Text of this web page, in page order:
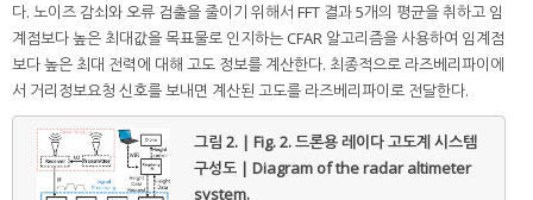
다. 노이즈 감쇠와 오류 검출을 줄이기 위해서 FFT 결과 5개의 평균을 취하고 임
계점보다 높은 최대값을 목표물로 인지하는 CFAR 알고리즘을 사용하여 임계점
보다 높은 최대 전력에 대해 고도 정보를 계산한다. 최종적으로 라즈베리파이에
서 거리정보요청 신호를 보내면 계산된 고도를 라즈베리파이로 전달한다.
그림 2. | Fig. 2.드론용 레이다 고도계 시스템
구성도 | Diagram of the radar altimeter
system.